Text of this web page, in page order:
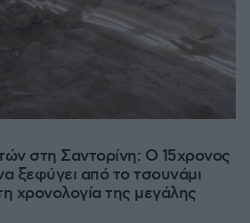
στη Σαντορίνη: Ο 15χρονος
ξεφύγει από το τσουνάμι
χρονολογία της μεγάλης